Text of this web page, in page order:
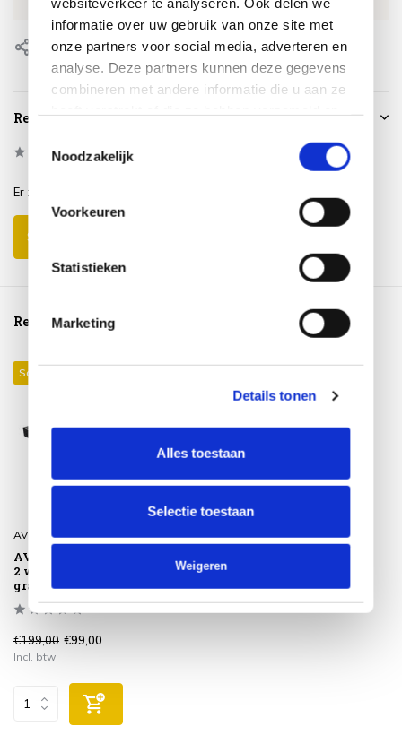
informatie over uw gebruik van onze site met
onze partners voor social media, adverteren en
analyse. Deze partners kunnen deze gegevens
combineren met andere informatie die u aan ze
Noodzakelijk
Voorkeuren
Statistieken
Marketing
Details tonen
Alles toestaan
Selectie toestaan
Weigeren
Delen
Reviews
0/5 Based on 0 reviews
Er zijn nog geen reviews geschreven over dit product..
Schrijf je eigen review
Reeds bekeken
Sale 50%
AVH-Collectie
AVH Parasolvoet 75 kg met
2 wielen en handgreep
graniet
€199,00 €99,00
Incl. btw